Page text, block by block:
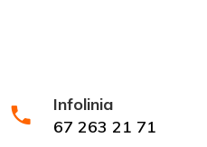
Infolinia
67 263 21 71